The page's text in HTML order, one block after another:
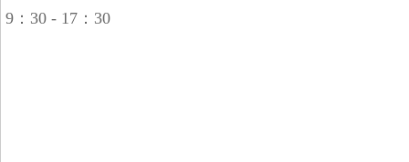
9：30 - 17：30